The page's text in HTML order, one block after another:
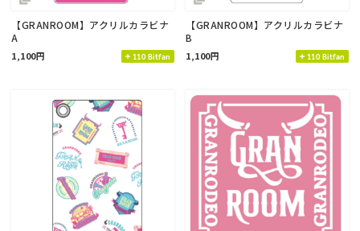
【GRANROOM】アクリルカラビナ
A
1,100円 110 Bitfan
【GRANROOM】アクリルカラビナ
B
1,100円 110 Bitfan